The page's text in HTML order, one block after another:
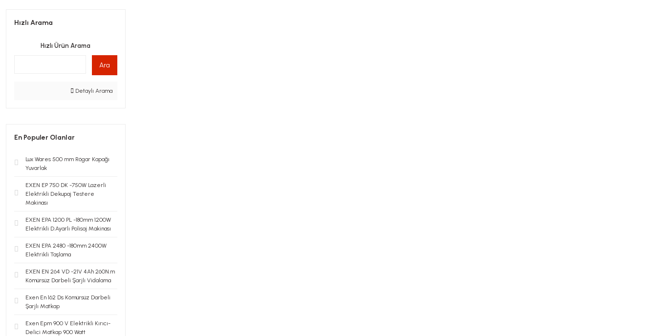
Hızlı Arama
Hızlı Ürün Arama
Ara
Detaylı Arama
En Populer Olanlar
Lux Wares 500 mm Rögar Kapağı
Yuvarlak
EXEN EP 750 DK -750W Lazerli
Elektrikli Dekupaj Testere
Makinası
EXEN EPA 1200 PL -180mm 1200W
Elektrikli D.Ayarlı Polisaj Makinası
EXEN EPA 2480 -180mm 2400W
Elektrikli Taşlama
EXEN EN 264 VD -21V 4Ah 260N.m
Kömürsüz Darbeli Şarjlı Vidalama
Exen En 162 Ds Kömürsüz Darbeli
Şarjlı Matkap
Exen Epm 900 V Elektrikli Kırıcı-
Delici Matkap 900 Watt